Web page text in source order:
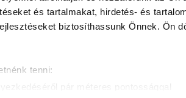
és tartalmakat, hirdetés- és
biztosíthassunk Önnek. Ön
tenni: